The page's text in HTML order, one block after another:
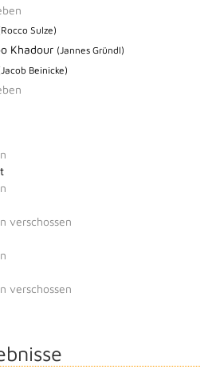
Sulze)
Khadour (Jannes Gründl)
Beinicke)
verschossen
verschossen